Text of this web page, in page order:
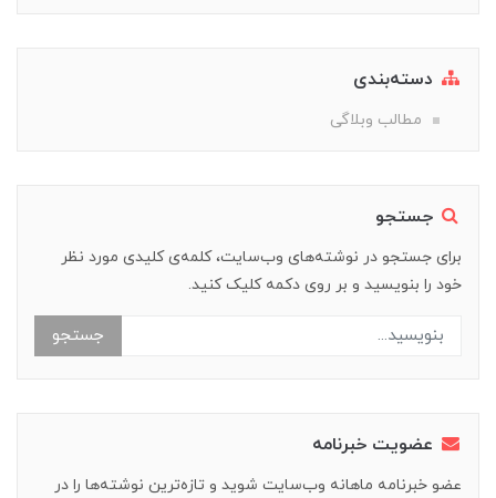
دسته‌بندی
مطالب وبلاگی
جستجو
برای جستجو در نوشته‌های وب‌سایت، کلمه‌ی کلیدی مورد نظر
خود را بنویسید و بر روی دکمه کلیک کنید.
جستجو
عضویت خبرنامه
عضو خبرنامه ماهانه وب‌سایت شوید و تازه‌ترین نوشته‌ها را در